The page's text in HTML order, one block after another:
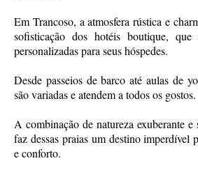
Em Trancoso, a atmosfera rústica e
sofisticação dos hotéis boutique, que
personalizadas para seus hóspedes.
Desde passeios de barco até aulas de
são variadas e atendem a todos os gostos.
A combinação de natureza exuberante
faz dessas praias um destino imperdível
e conforto.